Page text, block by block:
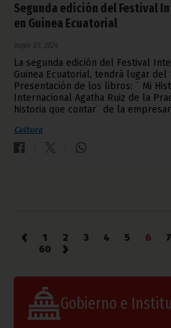
Segunda edición del Festival
en Guinea Ecuatorial
mayo 03, 2024
La segunda edición del Festival
Guinea Ecuatorial, tendrá lugar del
Presentación de los libros: ¨ Mi
Internacional Agatha Ruiz de la
historia que contar¨ de la
Cultura
‹ 1 2 3 4 5 6 7
60
›
Gobierno e